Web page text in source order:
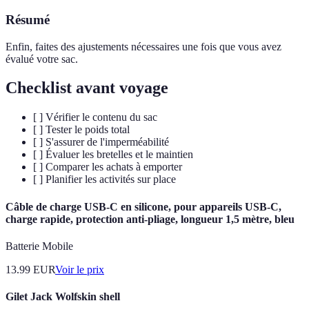
Résumé
Enfin, faites des ajustements nécessaires une fois que vous avez
évalué votre sac.
Checklist avant voyage
[ ] Vérifier le contenu du sac
[ ] Tester le poids total
[ ] S'assurer de l'imperméabilité
[ ] Évaluer les bretelles et le maintien
[ ] Comparer les achats à emporter
[ ] Planifier les activités sur place
Câble de charge USB-C en silicone, pour appareils USB-C,
charge rapide, protection anti-pliage, longueur 1,5 mètre, bleu
Batterie Mobile
13.99 EURVoir le prix
Gilet Jack Wolfskin shell